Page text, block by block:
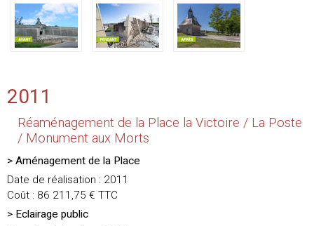
2011
Réaménagement de la Place la Victoire / La Poste
/ Monument aux Morts
> Aménagement de la Place
Date de réalisation : 2011
Coût : 86 211,75 € TTC
> Eclairage public